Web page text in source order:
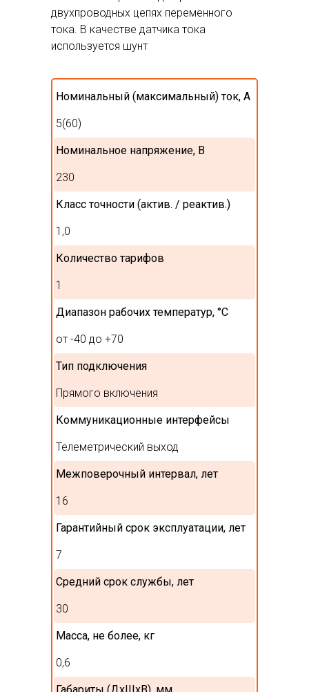
Номинальный (максимальный) ток, А
Номинальное напряжение, В
Класс точности (актив. / реактив.)
Количество тарифов
Диапазон рабочих температур, °С
Тип подключения
Коммуникационные интерфейсы
Межповерочный интервал, лет
Гарантийный срок эксплуатации, лет
Средний срок службы, лет
Масса, не более, кг
Габариты (ДхШхВ), мм
5(60)
230
1,0
1
от -40 до +70
Прямого включения
Телеметрический выход
16
7
30
0,6
двухпроводных цепях переменного
тока. В качестве датчика тока
используется шунт